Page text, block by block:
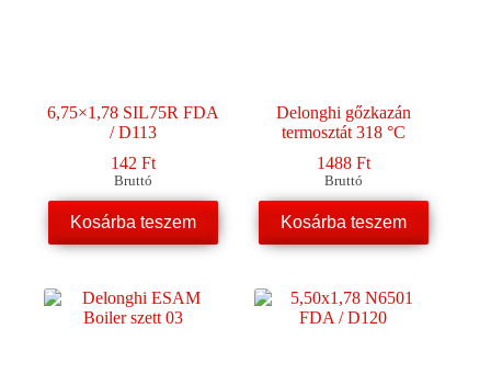
6,75×1,78 SIL75R FDA
/ D113
142 Ft
Bruttó
Kosárba teszem
Delonghi gőzkazán
termosztát 318 °C
1488 Ft
Bruttó
Kosárba teszem